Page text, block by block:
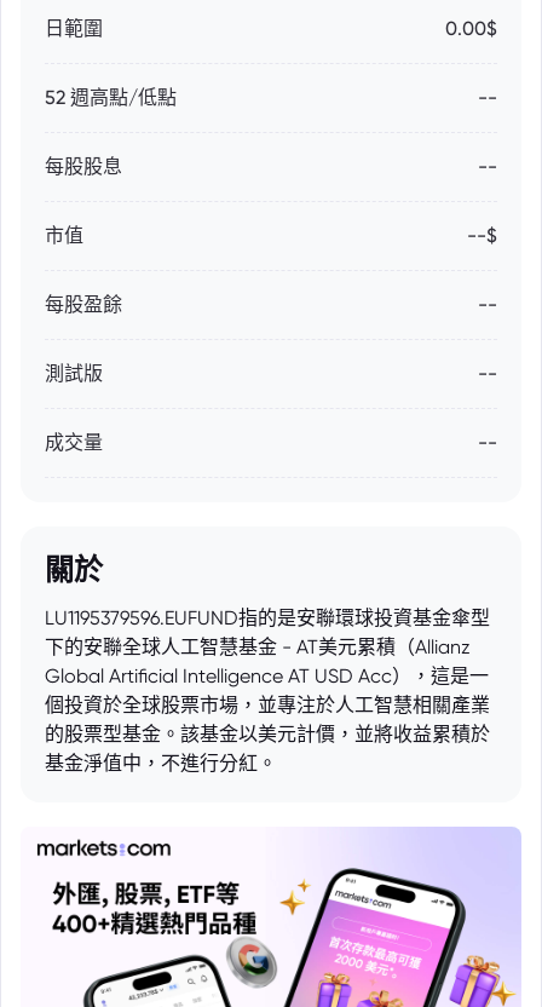
日範圍 0.00$
52 週高點/低點 --
每股股息 --
市值 --$
每股盈餘 --
測試版 --
成交量 --
關於
LU1195379596.EUFUND指的是安聯環球投資基金傘型
下的安聯全球人工智慧基金 - AT美元累積（Allianz
Global Artificial Intelligence AT USD Acc），這是一
個投資於全球股票市場，並專注於人工智慧相關產業
的股票型基金。該基金以美元計價，並將收益累積於
基金淨值中，不進行分紅。